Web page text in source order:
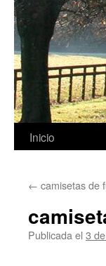
Saltar
contenido
Inicio
← camisetas de
Publicada el 3